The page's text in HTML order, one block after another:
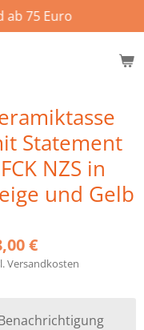
ab 75 Euro
Statement
NZS in
und Gelb
€
Versandkosten